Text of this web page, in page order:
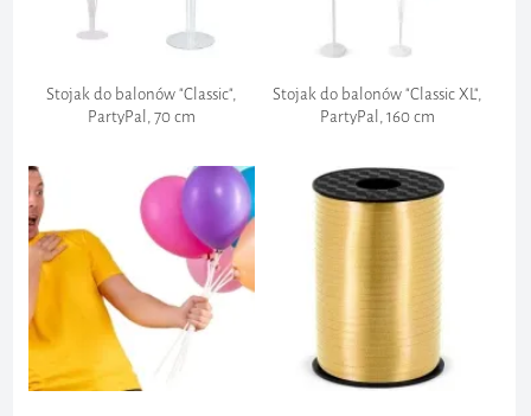
12,99 zł
Wygoda:
Całe zamówienie:
Stojak do balonów "Classic",
PartyPal, 70 cm
Stojak do balonów "Classic XL",
PartyPal, 160 cm